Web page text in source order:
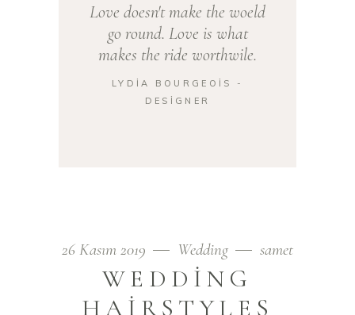
Love doesn't make the woeld
go round. Love is what
makes the ride worthwile.
LYDIA BOURGEOIS -
DESIGNER
26 Kasım 2019 Wedding samet
WEDDING
HAIRSTYLES